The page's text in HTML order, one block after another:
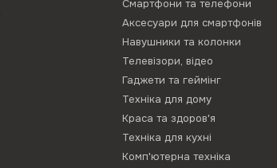
Смартфони та телефони
Аксесуари для смартфонів
Навушники та колонки
Телевізори, відео
Гаджети та геймінг
Техніка для дому
Краса та здоров'я
Техніка для кухні
Комп'ютерна техніка